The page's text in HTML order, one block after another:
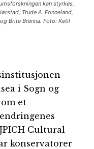
kan styrkes.
Trude A. Fonneland,
Brita Brenna. Foto: Ketil
i Sogn og
et
Cultural
konservatorer